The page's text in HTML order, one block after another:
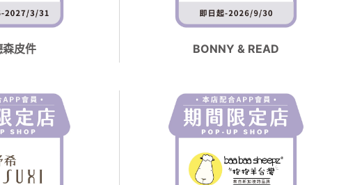
皮件 BONNY & READ